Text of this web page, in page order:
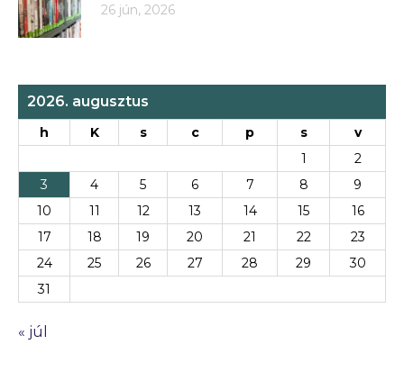
26 jún, 2026
2026. augusztus
h K s c p s
v
1
2
3
4 5 6 7 8
9
10
11 12 13 14 15
16
17
18 19 20 21 22
23
24
25 26 27 28 29
30
31
« júl